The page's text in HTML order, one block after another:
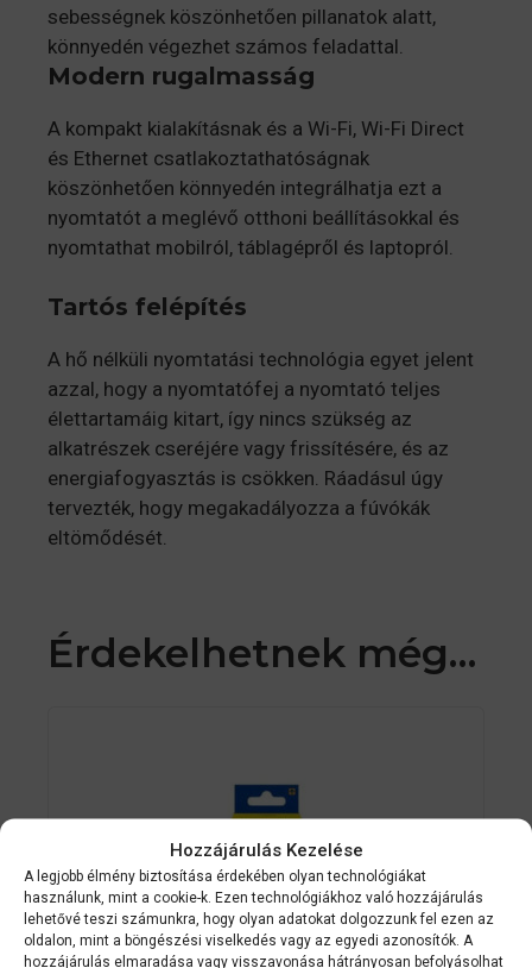
Hozzájárulás Kezelése
A legjobb élmény biztosítása érdekében olyan technológiákat
használunk, mint a cookie-k. Ezen technológiákhoz való hozzájárulás
lehetővé teszi számunkra, hogy olyan adatokat dolgozzunk fel ezen az
oldalon, mint a böngészési viselkedés vagy az egyedi azonosítók. A
hozzájárulás elmaradása vagy visszavonása hátrányosan befolyásolhat
sebességnek köszönhetően pillanatok alatt,
könnyedén végezhet számos feladattal.
Modern rugalmasság
A kompakt kialakításnak és a Wi-Fi, Wi-Fi Direct
és Ethernet csatlakoztathatóságnak
köszönhetően könnyedén integrálhatja ezt a
nyomtatót a meglévő otthoni beállításokkal és
nyomtathat mobilról, táblagépről és laptopról.
Tartós felépítés
A hő nélküli nyomtatási technológia egyet jelent
azzal, hogy a nyomtatófej a nyomtató teljes
élettartamáig kitart, így nincs szükség az
alkatrészek cseréjére vagy frissítésére, és az
energiafogyasztás is csökken. Ráadásul úgy
tervezték, hogy megakadályozza a fúvókák
eltömődését.
Érdekelhetnek még…